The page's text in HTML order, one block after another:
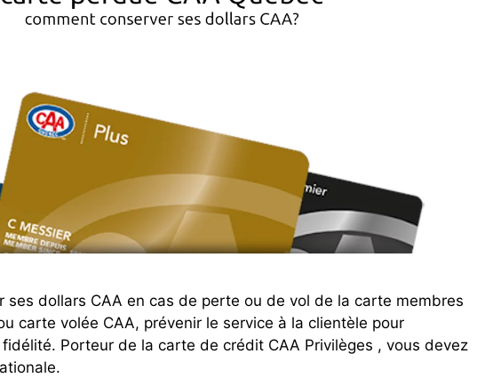
ses dollars CAA en cas de perte ou de vol de la carte membres
carte volée CAA, prévenir le service à la clientèle pour
Porteur de la carte de crédit CAA Privilèges , vous devez